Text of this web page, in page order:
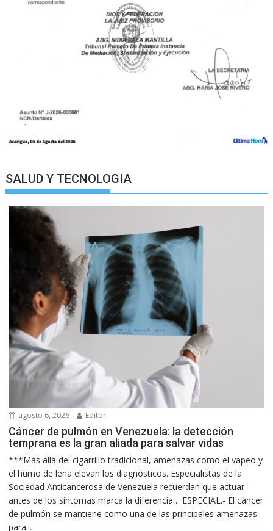
SALUD Y TECNOLOGIA
agosto 6, 2026 Editor
Cáncer de pulmón en Venezuela: la detección
temprana es la gran aliada para salvar vidas
***Más allá del cigarrillo tradicional, amenazas como el vapeo y
el humo de leña elevan los diagnósticos. Especialistas de la
Sociedad Anticancerosa de Venezuela recuerdan que actuar
antes de los síntomas marca la diferencia… ESPECIAL.- El cáncer
de pulmón se mantiene como una de las principales amenazas
para...